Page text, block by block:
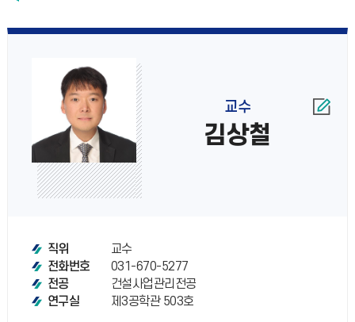
교수
김상철
직위
교수
전화번호
031-670-5277
전공
건설사업관리전공
연구실
제3공학관 503호